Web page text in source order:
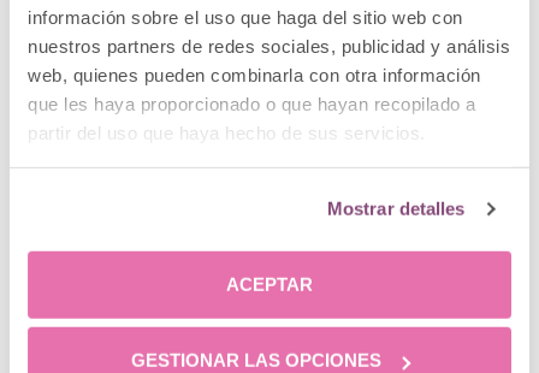
información sobre el uso que haga del sitio web con
nuestros partners de redes sociales, publicidad y análisis
web, quienes pueden combinarla con otra información
que les haya proporcionado o que hayan recopilado a
partir del uso que haya hecho de sus servicios.
Mostrar detalles
ACEPTAR
GESTIONAR LAS OPCIONES
Por otro lado, lacompresión terapéutica, usando
prendas específicas para ello como medias o la
presoterapia, y la elevación de las piernas, hacen que
disminuya la hipertensióny ayuda a reducir la
presión en las venas. Todo esto facilita la curación de
la herida abierta. Sin embargo, la medicina y la
cirugía estética ofrecen una serie de soluciones para